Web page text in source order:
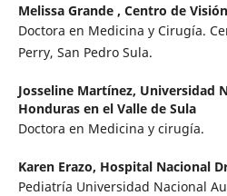
Melissa Grande , Centro de
Doctora en Medicina y Cirugía.
Perry, San Pedro Sula.
Josseline Martínez, Universidad
Honduras en el Valle de Sula
Doctora en Medicina y cirugía.
Karen Erazo, Hospital Nacional
Pediatría Universidad Nacional